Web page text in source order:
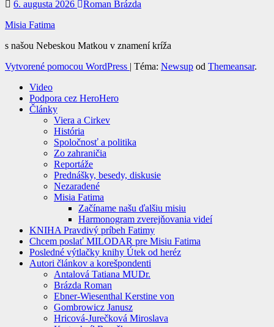
6. augusta 2026
Roman Brázda
Misia Fatima
s našou Nebeskou Matkou v znamení kríža
Vytvorené pomocou WordPress | Téma: Newsup od Themeansar.
Video
Podpora cez HeroHero
Články
Viera a Cirkev
História
Spoločnosť a politika
Zo zahraničia
Reportáže
Prednášky, besedy, diskusie
Nezaradené
Misia Fatima
Začíname našu ďalšiu misiu
Harmonogram zverejňovania videí
KNIHA Pravdivý príbeh Fatimy
Chcem poslať MILODAR pre Misiu Fatima
Posledné výtlačky knihy Útek od heréz
Autori článkov a korešpondenti
Antalová Tatiana MUDr.
Brázda Roman
Ebner-Wiesenthal Kerstine von
Gombrowicz Janusz
Hricová-Jurečková Miroslava